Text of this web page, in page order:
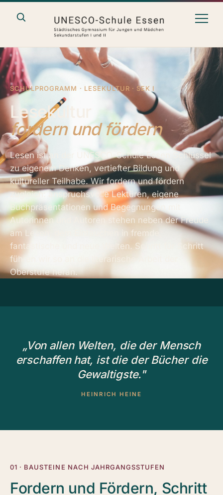
SCHULPROGRAMM · LESEKULTUR · SEK I
Lesekultur
fordern und fördern
Lesen ist an der UNESCO-Schule Essen Schlüssel
zu eigenem Denken, vertiefter Bildung und
kultureller Teilhabe. Wir fordern und fördern
zugleich: anspruchsvolle Lektüren, eigene
Buchpräsentationen und Begegnungen mit
Autorinnen und Autoren stehen neben der Freude
am Lesen, dem Eintauchen in fremde,
fantastische und neue Welten. Schritt für Schritt
führen wir so an die literarische Arbeit der
Oberstufe heran.
„Von allen Welten, die der Mensch
erschaffen hat, ist die der Bücher die
Gewaltigste."
HEINRICH HEINE
01 · BAUSTEINE NACH JAHRGANGSSTUFEN
Fordern und Fördern, Schritt